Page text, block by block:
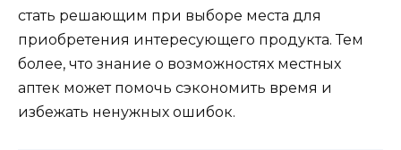
стать решающим при выборе места для
приобретения интересующего продукта. Тем
более, что знание о возможностях местных
аптек может помочь сэкономить время и
избежать ненужных ошибок.